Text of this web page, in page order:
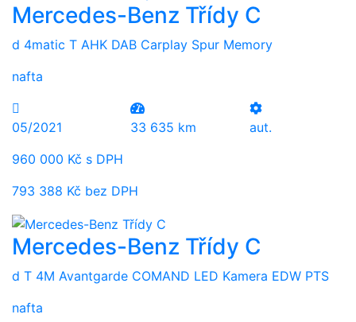
Mercedes-Benz Třídy C
d 4matic T AHK DAB Carplay Spur Memory
nafta
05/2021 33 635 km
aut.
960 000 Kč s DPH
793 388 Kč bez DPH
Mercedes-Benz Třídy C
d T 4M Avantgarde COMAND LED Kamera EDW PTS
nafta